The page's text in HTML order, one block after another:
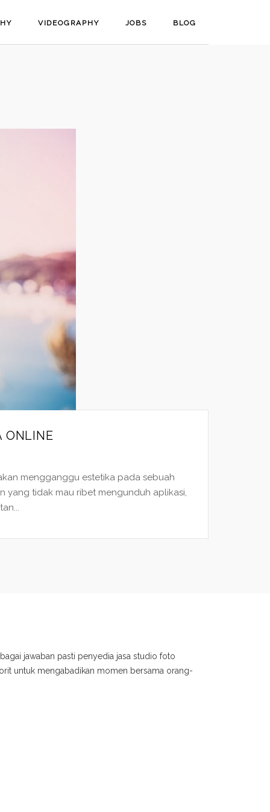
VIDEOGRAPHY JOBS BLOG
ONLINE
mengganggu estetika pada sebuah
tidak mau ribet mengunduh aplikasi,
jawaban pasti penyedia jasa studio foto
untuk mengabadikan momen bersama orang-